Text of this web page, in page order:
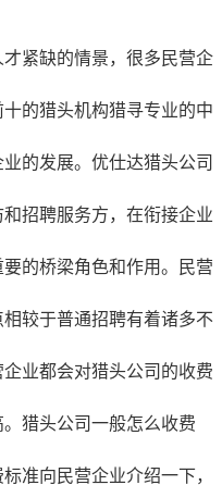
紧缺的情景，很多民营企
的猎头机构猎寻专业的中
的发展。优仕达猎头公司
招聘服务方，在衔接企业
的桥梁角色和作用。民营
较于普通招聘有着诸多不
业都会对猎头公司的收费
猎头公司一般怎么收费
准向民营企业介绍一下，